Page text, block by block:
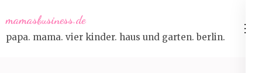
to
content
mamasbusiness.de
papa. mama. vier kinder. haus und garten. berlin.